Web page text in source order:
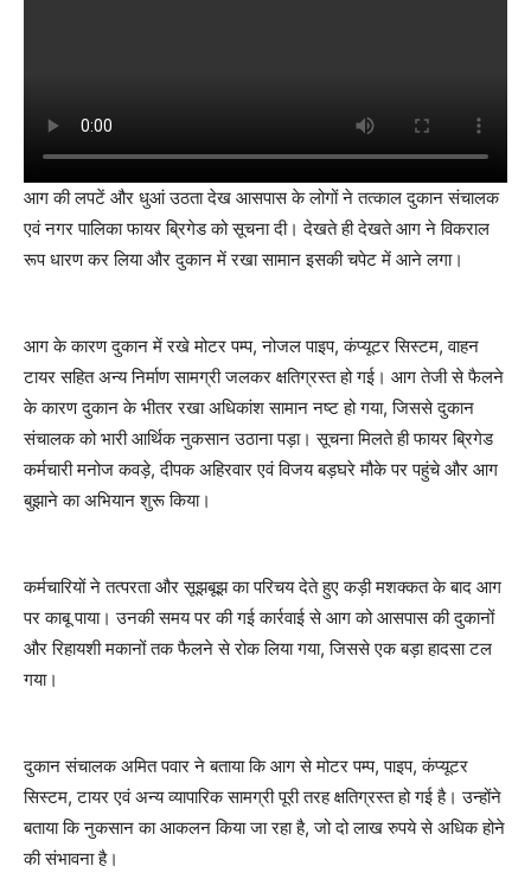
आग की लपटें और धुआं उठता देख आसपास के लोगों ने तत्काल दुकान संचालक
एवं नगर पालिका फायर ब्रिगेड को सूचना दी। देखते ही देखते आग ने विकराल
रूप धारण कर लिया और दुकान में रखा सामान इसकी चपेट में आने लगा।
आग के कारण दुकान में रखे मोटर पम्प, नोजल पाइप, कंप्यूटर सिस्टम, वाहन
टायर सहित अन्य निर्माण सामग्री जलकर क्षतिग्रस्त हो गई। आग तेजी से फैलने
के कारण दुकान के भीतर रखा अधिकांश सामान नष्ट हो गया, जिससे दुकान
संचालक को भारी आर्थिक नुकसान उठाना पड़ा। सूचना मिलते ही फायर ब्रिगेड
कर्मचारी मनोज कवड़े, दीपक अहिरवार एवं विजय बड़घरे मौके पर पहुंचे और आग
बुझाने का अभियान शुरू किया।
कर्मचारियों ने तत्परता और सूझबूझ का परिचय देते हुए कड़ी मशक्कत के बाद आग
पर काबू पाया। उनकी समय पर की गई कार्रवाई से आग को आसपास की दुकानों
और रिहायशी मकानों तक फैलने से रोक लिया गया, जिससे एक बड़ा हादसा टल
गया।
दुकान संचालक अमित पवार ने बताया कि आग से मोटर पम्प, पाइप, कंप्यूटर
सिस्टम, टायर एवं अन्य व्यापारिक सामग्री पूरी तरह क्षतिग्रस्त हो गई है। उन्होंने
बताया कि नुकसान का आकलन किया जा रहा है, जो दो लाख रुपये से अधिक होने
की संभावना है।